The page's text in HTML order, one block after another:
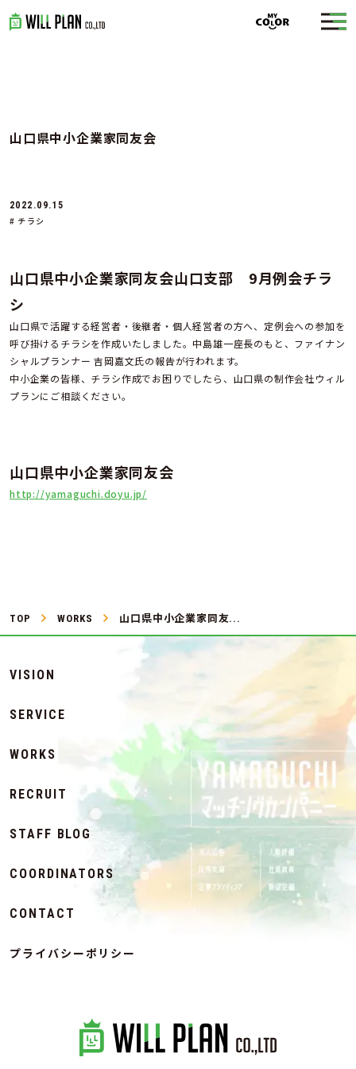
山口県中小企業家同友会
2022.09.15
# チラシ
山口県中小企業家同友会山口支部 9月例会チラ
シ
山口県で活躍する経営者・後継者・個人経営者の方へ、定例会への参加を
呼び掛けるチラシを作成いたしました。中島雄一座長のもと、ファイナン
シャルプランナー 吉岡嘉文氏の報告が行われます。
中小企業の皆様、チラシ作成でお困りでしたら、山口県の制作会社ウィル
プランにご相談ください。
山口県中小企業家同友会
http://yamaguchi.doyu.jp/
TOP WORKS 山口県中小企業家同友...
VISION
SERVICE
WORKS
RECRUIT
STAFF BLOG
COORDINATORS
CONTACT
プライバシーポリシー